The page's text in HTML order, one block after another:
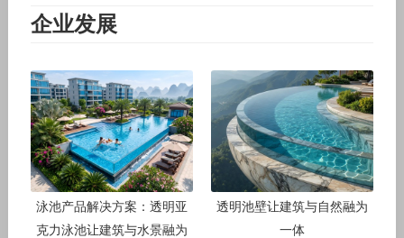
企业发展
泳池产品解决方案：透明亚
克力泳池让建筑与水景融为
透明池壁让建筑与自然融为
一体